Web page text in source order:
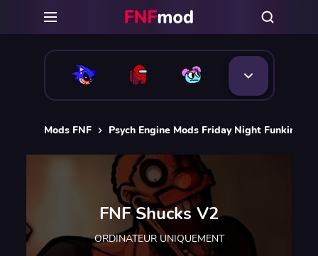
Mods FNF Psych Engine Mods Friday Night Funkin
FNF Shucks V2
ORDINATEUR UNIQUEMENT